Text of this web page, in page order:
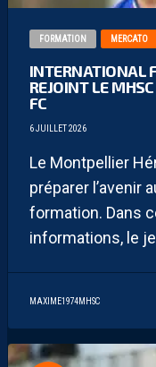
FORMATION MERCATO
INTERNATIONAL
REJOINT LE
FC
6 JUILLET 2026
Le Montpellier
préparer l’avenir
formation. Dans
informations, le
MAXIME1974MHSC